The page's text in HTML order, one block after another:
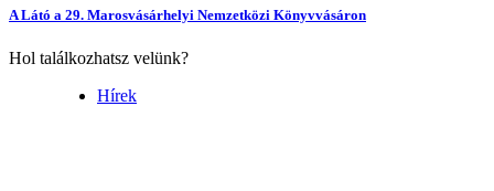
A Látó a 29. Marosvásárhelyi Nemzetközi Könyvvásáron
Hol találkozhatsz velünk?
Hírek